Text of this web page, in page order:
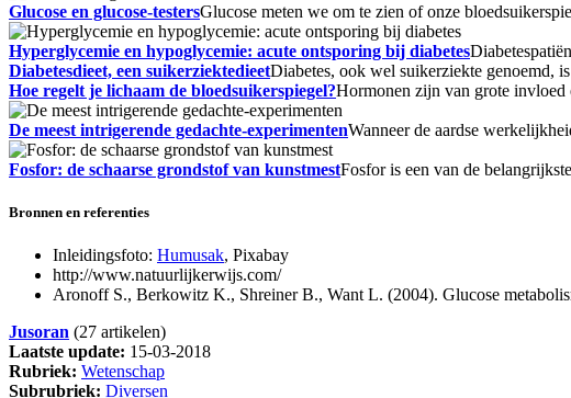
Glucose en glucose-testersGlucose meten we om te zien of onze
Hyperglycemie en hypoglycemie: acute ontsporing bij diabetes
Diabetesdieet, een suikerziektedieetDiabetes, ook wel suikerziekte genoemd,
Hoe regelt je lichaam de bloedsuikerspiegel?Hormonen zijn van grote
De meest intrigerende gedachte-experimentenWanneer de aardse
Fosfor: de schaarse grondstof van kunstmestFosfor is een van de
Bronnen en referenties
Inleidingsfoto: Humusak, Pixabay
http://www.natuurlijkerwijs.com/
Aronoff S., Berkowitz K., Shreiner B., Want L. (2004). Glucose
Jusoran (27 artikelen)
Laatste update: 15-03-2018
Rubriek: Wetenschap
Subrubriek: Diversen